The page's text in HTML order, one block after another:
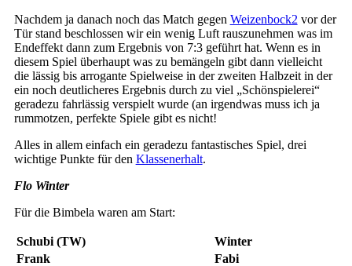
Nachdem ja danach noch das Match gegen Weizenbock2 vor der
Tür stand beschlossen wir ein wenig Luft rauszunehmen was im
Endeffekt dann zum Ergebnis von 7:3 geführt hat. Wenn es in
diesem Spiel überhaupt was zu bemängeln gibt dann vielleicht
die lässig bis arrogante Spielweise in der zweiten Halbzeit in der
ein noch deutlicheres Ergebnis durch zu viel „Schönspielerei“
geradezu fahrlässig verspielt wurde (an irgendwas muss ich ja
rummotzen, perfekte Spiele gibt es nicht!
Alles in allem einfach ein geradezu fantastisches Spiel, drei
wichtige Punkte für den Klassenerhalt.
Flo Winter
Für die Bimbela waren am Start:
Schubi (TW)
Winter
Frank
Fabi